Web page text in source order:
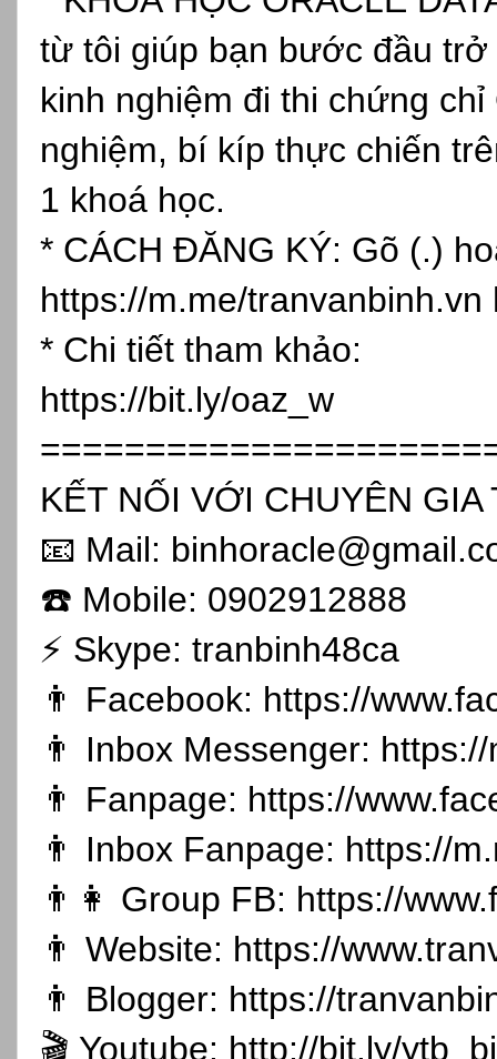
từ tôi giúp bạn bước đầu
kinh nghiệm đi thi chứng
nghiệm, bí kíp thực chiến
1 khoá học.
* CÁCH ĐĂNG KÝ: Gõ (.)
https://m.me/tranvanbinh.vn
* Chi tiết tham khảo:
https://bit.ly/oaz_w
KẾT NỐI VỚI CHUYÊN GIA
📧 Mail:
☎️ Mobile: 0902912888
⚡️ Skype: tranbinh48ca
👨 Facebook: https://
👨 Inbox Messenger:
👨 Fanpage: https://
👨 Inbox Fanpage: https://
👨👩 Group FB: https://
👨 Website: https://
👨 Blogger: https://
🎬 Youtube: http://bit.ly/